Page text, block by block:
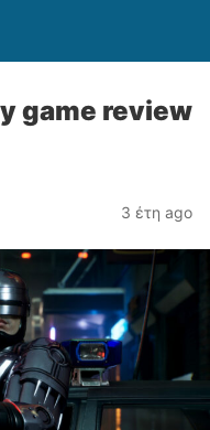
game review
3 έτη ago